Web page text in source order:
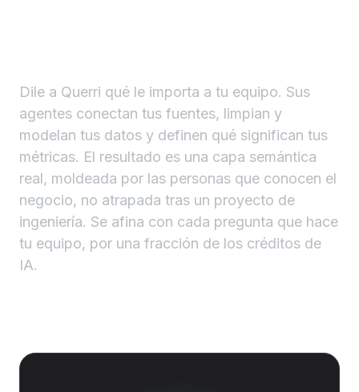
Dile a Querri qué le importa a tu equipo. Sus
agentes conectan tus fuentes, limpian y
modelan tus datos y definen qué significan tus
métricas. El resultado es una capa semántica
real, moldeada por las personas que conocen el
negocio, no atrapada tras un proyecto de
ingeniería. Se afina con cada pregunta que hace
tu equipo, por una fracción de los créditos de
IA.